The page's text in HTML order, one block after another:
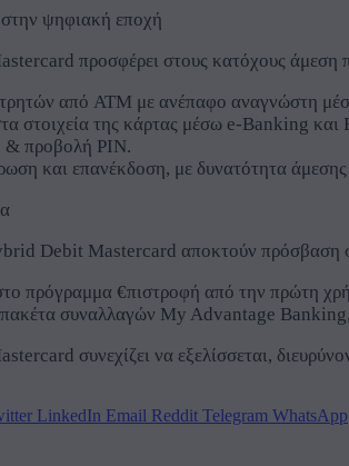
ψηφιακή εποχή
προσφέρει στους κατόχους άμεση
από ATM με ανέπαφο αναγνώστη
στοιχεία της κάρτας μέσω e-Banking
& προβολή PIN.
και επανέκδοση, με δυνατότητα
Debit Mastercard αποκτούν πρόσβαση
πρόγραμμα €πιστροφή από την πρώτη
συναλλαγών My Advantage
συνεχίζει να εξελίσσεται,
LinkedIn Email Reddit Telegram WhatsApp